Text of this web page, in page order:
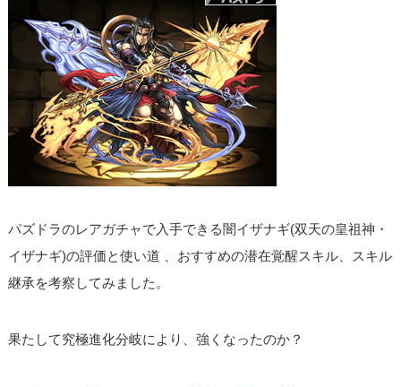
パズドラのレアガチャで入手できる闇イザナギ(双天の皇祖神・
イザナギ)の評価と使い道 、おすすめの潜在覚醒スキル、スキル
継承を考察してみました。
果たして究極進化分岐により、強くなったのか？